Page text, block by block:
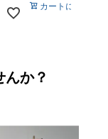
カートに入れる
んか？